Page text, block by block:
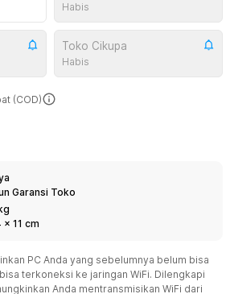
Habis
Toko Cikupa
Habis
(COD)
Garansi Toko
x 11 cm
PC Anda yang sebelumnya belum bisa
terkoneksi ke jaringan WiFi. Dilengkapi
Anda mentransmisikan WiFi dari